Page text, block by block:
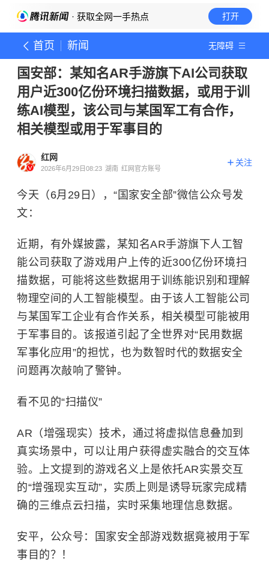
· 获取全网一手热点 打开
首页 新闻 无障碍
国安部：某知名AR手游旗下AI公司获取
用户近300亿份环境扫描数据，或用于训
练AI模型，该公司与某国军工有合作，
相关模型或用于军事目的
红网
2026年6月29日08:23 湖南 红网官方账号
关注
今天（6月29日），“国家安全部”微信公众号发
文：
近期，有外媒披露，某知名AR手游旗下人工智
能公司获取了游戏用户上传的近300亿份环境扫
描数据，可能将这些数据用于训练能识别和理解
物理空间的人工智能模型。由于该人工智能公司
与某国军工企业有合作关系，相关模型可能被用
于军事目的。该报道引起了全世界对“民用数据
军事化应用”的担忧，也为数智时代的数据安全
问题再次敲响了警钟。
看不见的“扫描仪”
AR（增强现实）技术，通过将虚拟信息叠加到
真实场景中，可以让用户获得虚实融合的交互体
验。上文提到的游戏名义上是依托AR实景交互
的“增强现实互动”，实质上则是诱导玩家完成精
确的三维点云扫描，实时采集地理信息数据。
安平，公众号：国家安全部游戏数据竟被用于军
事目的？！